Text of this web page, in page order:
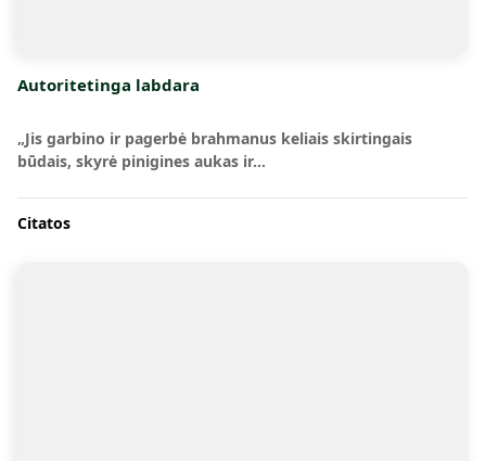
Autoritetinga labdara
„Jis garbino ir pagerbė brahmanus keliais skirtingais
būdais, skyrė pinigines aukas ir…
Citatos